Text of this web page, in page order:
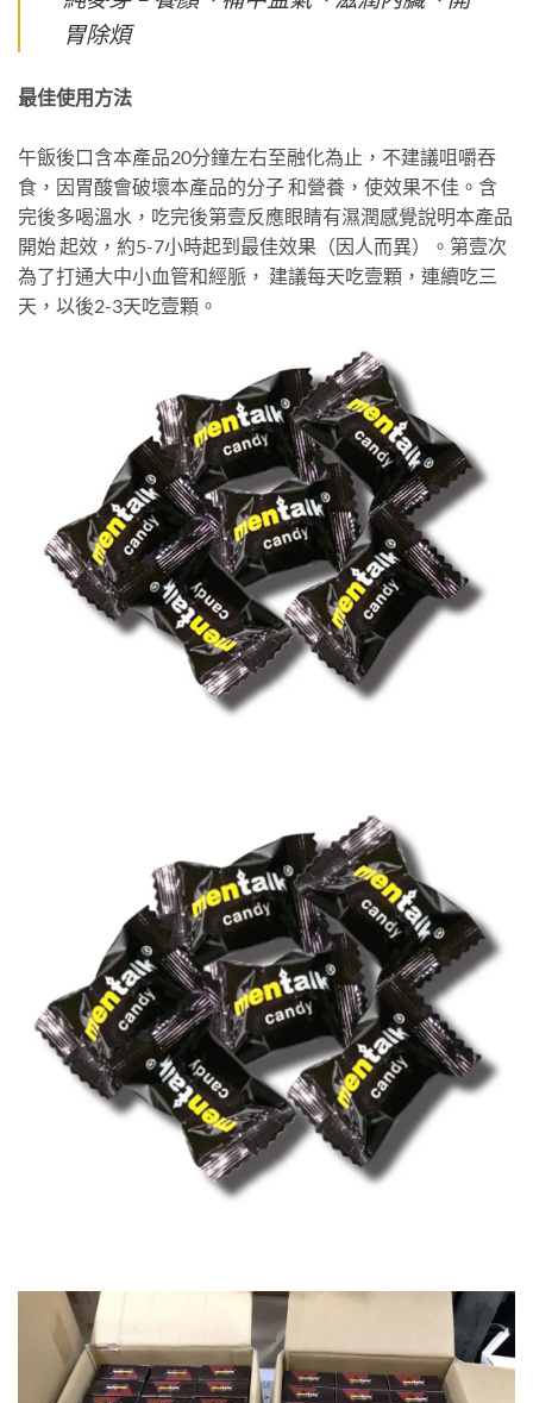
胃除煩
最佳使用方法
午飯後口含本產品20分鐘左右至融化為止，不建議咀嚼吞
食，因胃酸會破壞本產品的分子 和營養，使效果不佳。含
完後多喝溫水，吃完後第壹反應眼睛有濕潤感覺說明本產品
開始 起效，約5-7小時起到最佳效果（因人而異）。第壹次
為了打通大中小血管和經脈， 建議每天吃壹顆，連續吃三
天，以後2-3天吃壹顆。